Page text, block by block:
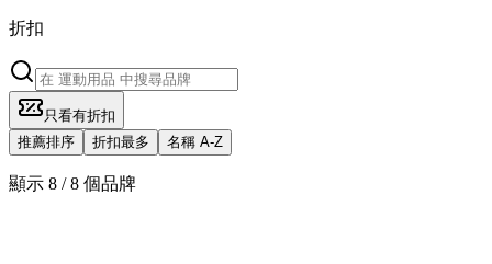
折扣
只看有折扣
推薦排序
折扣最多 名稱 A-Z
顯示 8 / 8 個品牌